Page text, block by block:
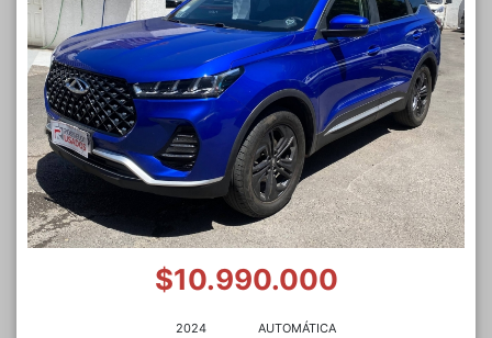
$10.990.000
2024
AUTOMÁTICA